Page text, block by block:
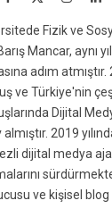
Fizik ve
Mancar, aynı
adım
ve Türkiye'nin
Dijital
2019
dijital medya
ve kişisel blog